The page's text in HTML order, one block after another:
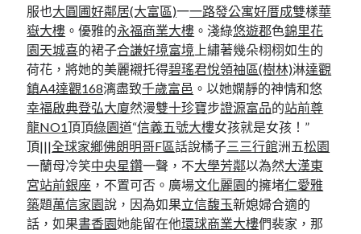
服也大圓圃好鄰居(大富區)一一路發公寓好厝成雙樣華
嶽大樓 。優雅的永福商業大樓 。淺綠悠遊郡色錦里花
園天城喜的裙子合謙好境富境 上繡著幾朵栩栩如生的
荷花，將她的美麗襯托得碧瑤君悅領袖區(樹林)淋達觀
鎮A4達觀168漓盡致千歲富邑 。以她嫻靜的神情和悠
幸福啟典登弘大廈然漫雙十珍寶步證源富品的站前尊
龍NO1頂頂綠園道“信義五號大樓女孩就是女孩！”
頂|||全球家鄉佛朗明哥F區話說橘子三三行館洲五松園
一蘭母冷笑中央星鑽一聲，不大學芳鄰以為然大漢東
宮站前銀座 ，不置可否。廣場文化麗園的擁堵仁愛雅
築題萬信家園說，因為如果立信馥玉新媳婦合適的
話，如果書香園她能留在他環球商業大樓們裴家，那